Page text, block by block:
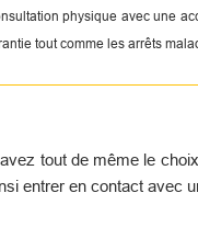
physique avec une
tout comme les arrêts
tout de même le
entrer en contact avec